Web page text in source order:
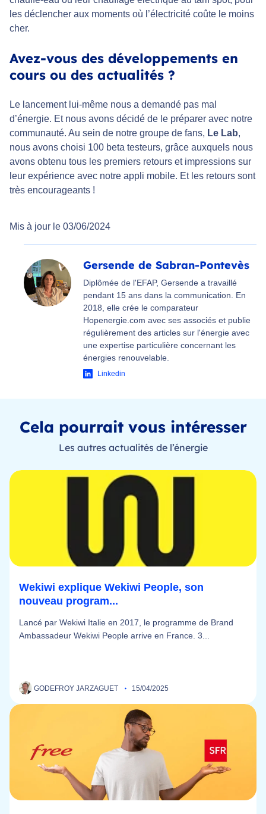
les déclencher aux moments où l’électricité coûte le moins
cher.
Avez-vous des développements en
cours ou des actualités ?
Le lancement lui-même nous a demandé pas mal
d’énergie. Et nous avons décidé de le préparer avec notre
communauté. Au sein de notre groupe de fans, Le Lab,
nous avons choisi 100 beta testeurs, grâce auxquels nous
avons obtenu tous les premiers retours et impressions sur
leur expérience avec notre appli mobile. Et les retours sont
très encourageants !
Mis à jour le 03/06/2024
Gersende de Sabran-Pontevès
Diplômée de l'EFAP, Gersende a travaillé
pendant 15 ans dans la communication. En
2018, elle crée le comparateur
Hopenergie.com avec ses associés et publie
régulièrement des articles sur l'énergie avec
une expertise particulière concernant les
énergies renouvelable.
Linkedin
Cela pourrait vous intéresser
Les autres actualités de l’énergie
Wekiwi explique Wekiwi People, son
nouveau program...
Lancé par Wekiwi Italie en 2017, le programme de Brand
Ambassadeur Wekiwi People arrive en France. 3...
GODEFROY JARZAGUET 15/04/2025